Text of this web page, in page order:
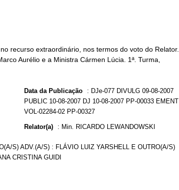
recurso extraordinário, nos termos do voto do Relator.
Aurélio e a Ministra Cármen Lúcia. 1ª. Turma,
Data da Publicação : DJe-077 DIVULG 09-08-2007
PUBLIC 10-08-2007 DJ 10-08-2007 PP-00033 EMENT
VOL-02284-02 PP-00327
Relator(a) : Min. RICARDO LEWANDOWSKI
S) ADV.(A/S) : FLÁVIO LUIZ YARSHELL E OUTRO(A/S)
CRISTINA GUIDI